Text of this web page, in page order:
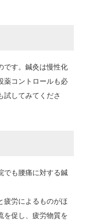
です。鍼灸は慢性化
薬コントロールも必
試してみてくださ
でも腰痛に対する鍼
疲労によるものがほ
を促し、疲労物質を